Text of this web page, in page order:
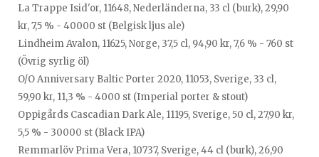
La Trappe Isid'or, 11648, Nederländerna, 33 cl (burk), 29,90
kr, 7,5 % - 40000 st (Belgisk ljus ale)
Lindheim Avalon, 11625, Norge, 37,5 cl, 94,90 kr, 7,6 % - 760 st
(Övrig syrlig öl)
O/O Anniversary Baltic Porter 2020, 11053, Sverige, 33 cl,
59,90 kr, 11,3 % - 4000 st (Imperial porter & stout)
Oppigårds Cascadian Dark Ale, 11195, Sverige, 50 cl, 27,90 kr,
5,5 % - 30000 st (Black IPA)
Remmarlöv Prima Vera, 10737, Sverige, 44 cl (burk), 26,90